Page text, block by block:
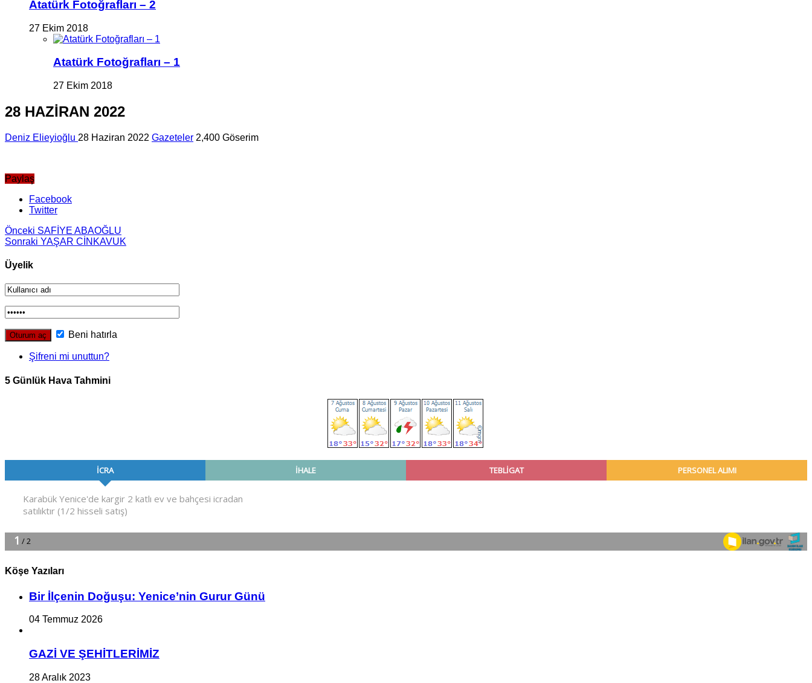
Atatürk Fotoğrafları – 2
27 Ekim 2018
Atatürk Fotoğrafları – 1
27 Ekim 2018
28 HAZİRAN 2022
Deniz Elieyioğlu 28 Haziran 2022 Gazeteler 2,400 Göserim
Paylaş
Facebook
Twitter
Önceki SAFİYE ABAOĞLU
Sonraki YAŞAR CİNKAVUK
Üyelik
Beni hatırla
Şifreni mi unuttun?
5 Günlük Hava Tahmini
Köşe Yazıları
Bir İlçe­nin Do­ğu­şu: Ye­ni­ce’nin Gurur Günü
04 Temmuz 2026
GAZİ VE ŞEHİTLERİMİZ
28 Aralık 2023